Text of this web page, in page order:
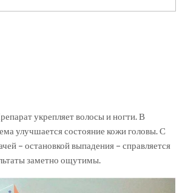
укрепляет волосы и ногти. В
улучшается состояние кожи головы. С
– остановкой выпадения – справляется
заметно ощутимы.